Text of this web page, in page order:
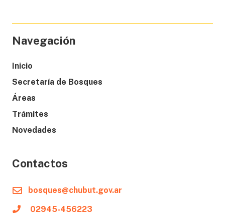
Navegación
Inicio
Secretaría de Bosques
Áreas
Trámites
Novedades
Contactos
bosques@chubut.gov.ar
02945-456223